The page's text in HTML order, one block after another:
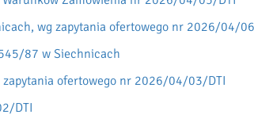
wg zapytania ofertowego nr 2026/04/
87 w Siechnicach
zapytania ofertowego nr 2026/04/03/DTI
DTI